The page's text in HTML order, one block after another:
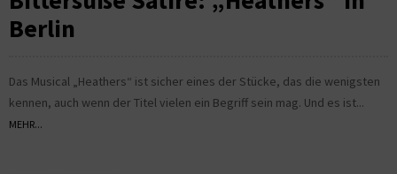
Berlin
Das Musical „Heathers“ ist sicher eines der Stücke, das die wenigsten
kennen, auch wenn der Titel vielen ein Begriff sein mag. Und es ist...
MEHR...